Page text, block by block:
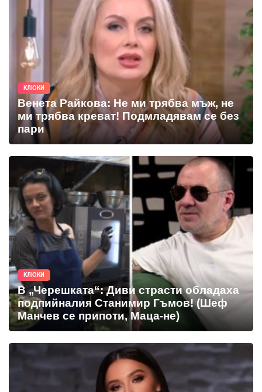
КЛЮКИ
Венета Райкова: Не ми трябва мъж, не
ми трябва креват! Подмладявам се без
пари
КЛЮКИ
В „Черешката“: Диви страсти обладаха
подпийналия Станимир Гъмов! (Шеф
Манчев се припоти, Маца-не)